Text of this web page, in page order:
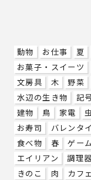
動物 お仕事 夏
お菓子・スイーツ
文房具
木 野菜
水辺の生き物
記
建物
鳥 家電 虫
お寿司
バレンタ
食べ物
春 ゲー
エイリアン
調理
きのこ
肉 カフェ